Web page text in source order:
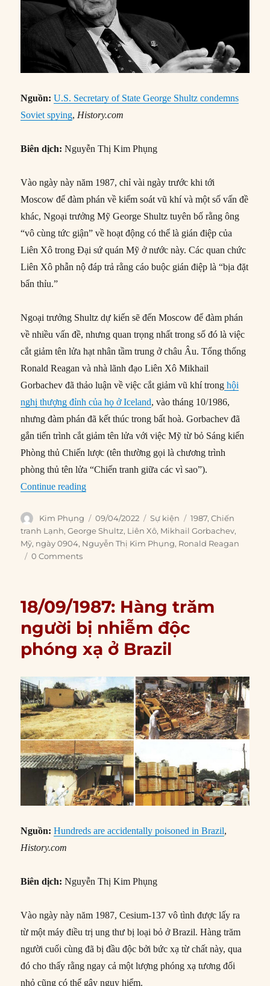
Nguồn:U.S. Secretary of State George Shultz condemns
Soviet spying, History.com
Biên dịch: Nguyễn Thị Kim Phụng
Vào ngày này năm 1987, chỉ vài ngày trước khi tới
Moscow để đàm phán về kiểm soát vũ khí và một số vấn đề
khác, Ngoại trưởng Mỹ George Shultz tuyên bố rằng ông
“vô cùng tức giận” về hoạt động có thể là gián điệp của
Liên Xô trong Đại sứ quán Mỹ ở nước này. Các quan chức
Liên Xô phẫn nộ đáp trả rằng cáo buộc gián điệp là “bịa đặt
bẩn thỉu.”
Ngoại trưởng Shultz dự kiến sẽ đến Moscow để đàm phán
về nhiều vấn đề, nhưng quan trọng nhất trong số đó là việc
cắt giảm tên lửa hạt nhân tầm trung ở châu Âu. Tổng thống
Ronald Reagan và nhà lãnh đạo Liên Xô Mikhail
Gorbachev đã thảo luận về việc cắt giảm vũ khí trong hội
nghị thượng đỉnh của họ ở Iceland, vào tháng 10/1986,
nhưng đàm phán đã kết thúc trong bất hoà. Gorbachev đã
gắn tiến trình cắt giảm tên lửa với việc Mỹ từ bỏ Sáng kiến
Phòng thủ Chiến lược (tên thường gọi là chương trình
phòng thủ tên lửa “Chiến tranh giữa các vì sao”).
Continue reading“09/04/1987: Ngoại trưởng George Shultz lên
Author
Kim Phụng
Posted
on
09/04/2022 Categories
Sự kiện Tags
1987,Chiến
tranh Lạnh,George Shultz, Liên Xô, Mikhail Gorbachev,
Mỹ, ngày 0904, Nguyễn Thị Kim Phụng, Ronald Reagan
0 Comments
18/09/1987: Hàng trăm
người bị nhiễm độc
phóng xạ ở Brazil
Nguồn: Hundreds are accidentally poisoned in Brazil,
History.com
Biên dịch: Nguyễn Thị Kim Phụng
Vào ngày này năm 1987, Cesium-137 vô tình được lấy ra
từ một máy điều trị ung thư bị loại bỏ ở Brazil. Hàng trăm
người cuối cùng đã bị đầu độc bởi bức xạ từ chất này, qua
đó cho thấy rằng ngay cả một lượng phóng xạ tương đối
nhỏ cũng có thể gây nguy hiểm.